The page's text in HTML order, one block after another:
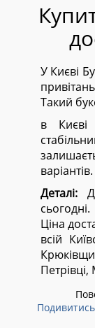
У Києві
Такий
в Києві
варіантів.
Деталі:
Ціна
всій
Петрівці,